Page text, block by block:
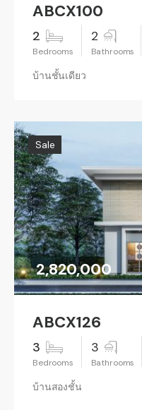
ABCX100
2 2
บ้านชั้นเดียว
Sale
2,820,000
ABCX126
3 3
บ้านสองชั้น